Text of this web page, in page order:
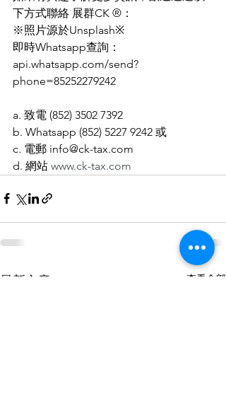
下方式聯絡 展群CK ®：
※照片源於Unsplash※
即時Whatsapp查詢：
api.whatsapp.com/send?
phone=85252279242
a. 致電 (852) 3502 7392
b. Whatsapp (852) 5227 9242 或
c. 電郵 info@ck-tax.com
d. 網站 www.ck-tax.com
最新文章 查看全部